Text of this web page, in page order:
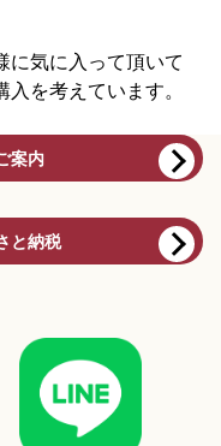
に気に入って頂いて
を考えています。
案内
と納税